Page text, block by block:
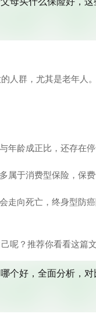
人群，尤其是老年人
龄成正比，还存在
于消费型保险，保费
走向死亡，终身型防
呢？推荐你看看这篇文
个好，全面分析，对